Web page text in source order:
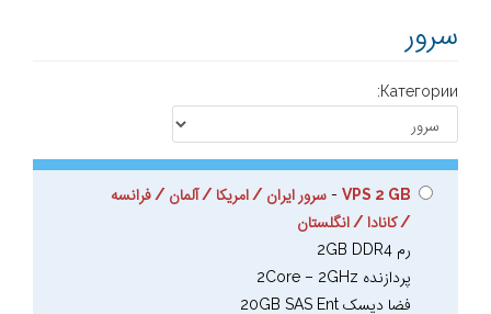
سرور
Категории:
VPS 2 GB
- سرور ایران / امریکا / آلمان / فرانسه
/ کانادا / انگلستان
رم 2GB DDR4
پردازنده 2Core – 2GHz
فضا دیسک 20GB SAS Ent